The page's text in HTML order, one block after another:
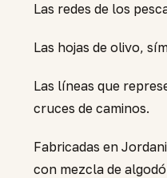
Las redes de los
Las hojas de olivo,
Las líneas que
cruces de caminos.
Fabricadas en
con mezcla de